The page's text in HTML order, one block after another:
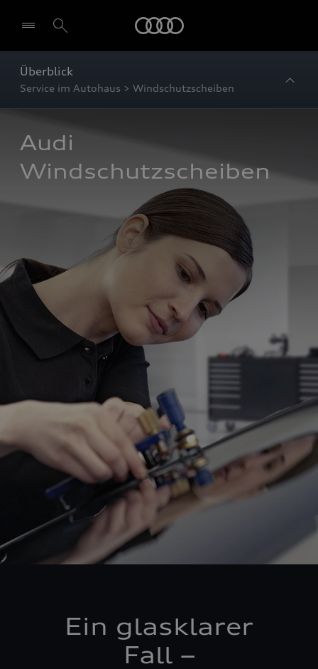
Überblick
Service im Autohaus > Windschutzscheiben
Audi
Windschutzscheiben
Ein glasklarer
Fall –